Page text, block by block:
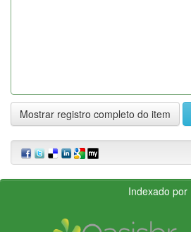
Mostrar registro completo do item
Indexado por